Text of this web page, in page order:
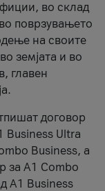
во склад
поврзувањето
на своите
земјата и во
главен
договор
Business Ultra
Business, а
за A1 Combo
A1 Business